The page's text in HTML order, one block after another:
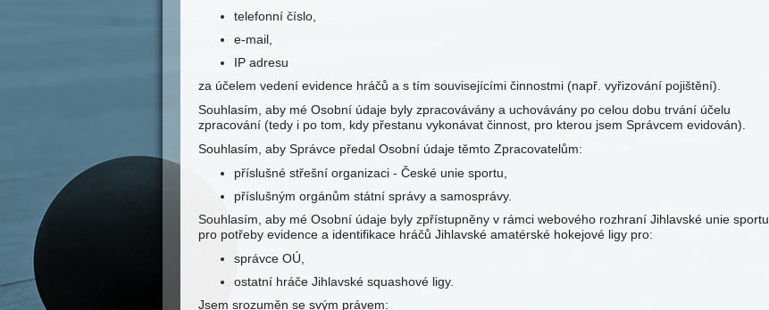
telefonní číslo,
e-mail,
IP adresu
za účelem vedení evidence hráčů a s tím souvisejícími činnostmi (např. vyřizování pojištění).
Souhlasím, aby mé Osobní údaje byly zpracovávány a uchovávány po celou dobu trvání účelu
zpracování (tedy i po tom, kdy přestanu vykonávat činnost, pro kterou jsem Správcem evidován).
Souhlasím, aby Správce předal Osobní údaje těmto Zpracovatelům:
příslušné střešní organizaci - České unie sportu,
příslušným orgánům státní správy a samosprávy.
Souhlasím, aby mé Osobní údaje byly zpřístupněny v rámci webového rozhraní Jihlavské unie sportu
pro potřeby evidence a identifikace hráčů Jihlavské amatérské hokejové ligy pro:
správce OÚ,
ostatní hráče Jihlavské squashové ligy.
Jsem srozuměn se svým právem: